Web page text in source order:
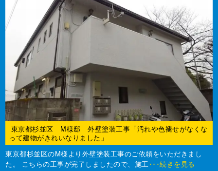
東京都杉並区 M様邸 外壁塗装工事「汚れや色褪せがなくな
って建物がきれいなりました」
東京都杉並区のM様より外壁塗装工事のご依頼をいただきまし
た。 こちらの工事が完了しましたので、施工･･･続きを見る